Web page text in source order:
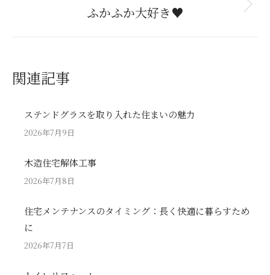
Next
ふかふか大好き♥
関連記事
ステンドグラスを取り入れた住まいの魅力
2026年7月9日
木造住宅解体工事
2026年7月8日
住宅メンテナンスのタイミング：長く快適に暮らすため
に
2026年7月7日